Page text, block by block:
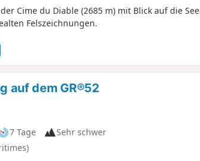
Cime du Diable (2685 m) mit Blick auf die
Felszeichnungen.
auf dem GR®52
7 Tage
Sehr schwer